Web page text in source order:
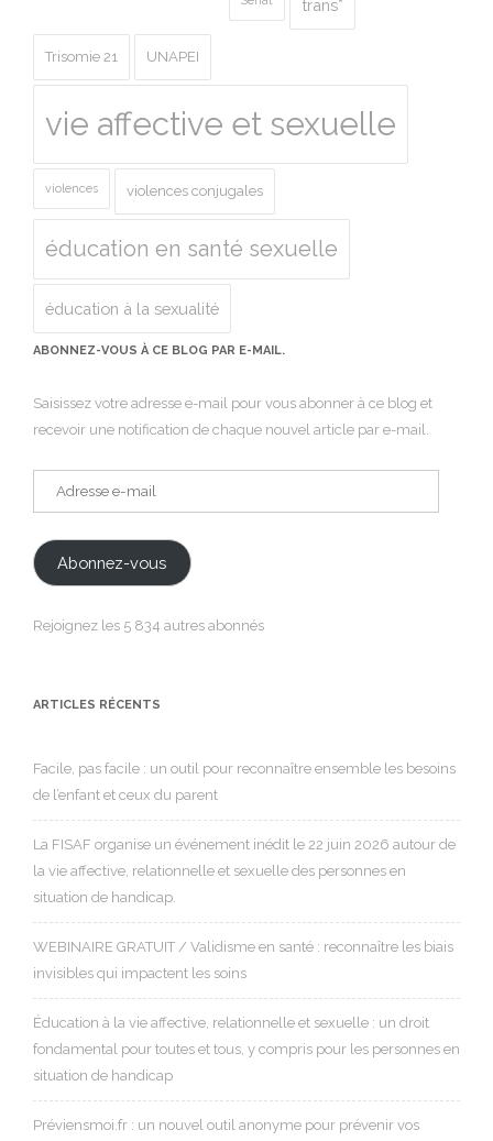
trans*
Trisomie 21 UNAPEI
vie affective et sexuelle
violences violences conjugales
éducation en santé sexuelle
éducation à la sexualité
ABONNEZ-VOUS À CE BLOG PAR E-MAIL.
Saisissez votre adresse e-mail pour vous abonner à ce blog et
recevoir une notification de chaque nouvel article par e-mail.
Adresse
e-
Abonnez-vous
Rejoignez les 5 834 autres abonnés
ARTICLES RÉCENTS
Facile, pas facile : un outil pour reconnaître ensemble les besoins
de l’enfant et ceux du parent
La FISAF organise un événement inédit le 22 juin 2026 autour de
la vie affective, relationnelle et sexuelle des personnes en
situation de handicap.
WEBINAIRE GRATUIT / Validisme en santé : reconnaître les biais
invisibles qui impactent les soins
Éducation à la vie affective, relationnelle et sexuelle : un droit
fondamental pour toutes et tous, y compris pour les personnes en
situation de handicap
Préviensmoi.fr : un nouvel outil anonyme pour prévenir vos